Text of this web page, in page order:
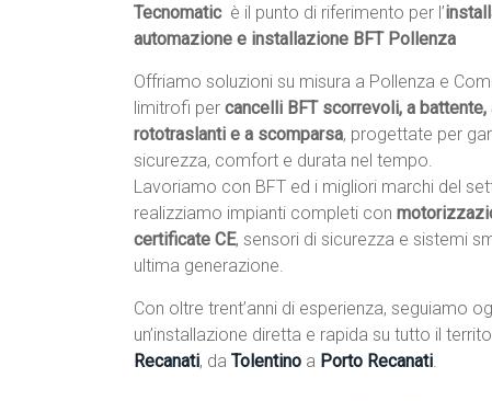
Tecnomatic  è il punto di riferimento per l’
automazione e installazione BFT Pollenza
Offriamo soluzioni su misura a Pollenza e
limitrofi per cancelli BFT scorrevoli, a battente,
rototraslanti e a scomparsa, progettate per
sicurezza, comfort e durata nel tempo.
Lavoriamo con BFT ed i migliori marchi del
realizziamo impianti completi con
certificate CE, sensori di sicurezza e sistemi
ultima generazione.
Con oltre trent’anni di esperienza, seguiamo
un’installazione diretta e rapida su tutto il
Recanati, da Tolentino a Porto Recanati.